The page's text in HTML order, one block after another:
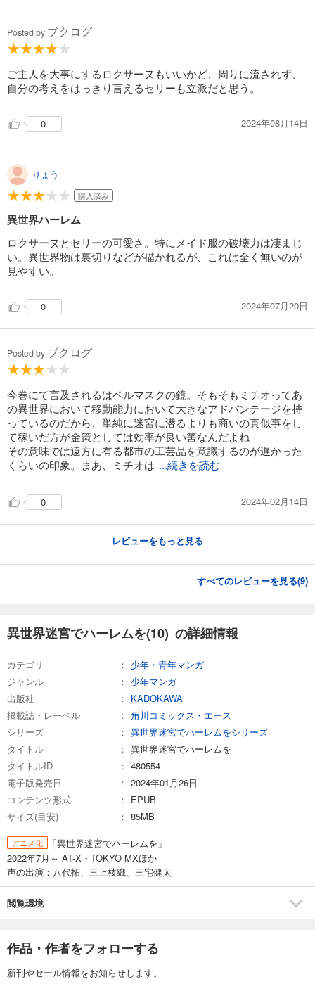
Posted by ブクログ
ご主人を大事にするロクサーヌもいいかど、周りに流されず、
自分の考えをはっきり言えるセリーも立派だと思う。
0 2024年08月14日
りょう
購入済み
異世界ハーレム
ロクサーヌとセリーの可愛さ。特にメイド服の破壊力は凄まじ
い。異世界物は裏切りなどが描かれるが、これは全く無いのが
見やすい。
0 2024年07月20日
Posted by ブクログ
今巻にて言及されるはペルマスクの鏡。そもそもミチオってあ
の異世界において移動能力において大きなアドバンテージを持
っているのだから、単純に迷宮に潜るよりも商いの真似事をし
て稼いだ方が金策としては効率が良い筈なんだよね
その意味では遠方に有る都市の工芸品を意識するのが遅かった
くらいの印象。まあ、ミチオは ...続きを読む
0 2024年02月14日
レビューをもっと見る
すべてのレビューを見る(9)
異世界迷宮でハーレムを(10) の詳細情報
カテゴリ
少年・青年マンガ
ジャンル
少年マンガ
出版社
KADOKAWA
掲載誌・レーベル
角川コミックス・エース
シリーズ
異世界迷宮でハーレムをシリーズ
タイトル
異世界迷宮でハーレムを
タイトルID
480554
電子版発売日
2024年01月26日
コンテンツ形式
EPUB
サイズ(目安)
85MB
アニメ化
「異世界迷宮でハーレムを」
2022年7月～ AT-X・TOKYO MXほか
声の出演：八代拓、三上枝織、三宅健太
閲覧環境
作品・作者をフォローする
新刊やセール情報をお知らせします。